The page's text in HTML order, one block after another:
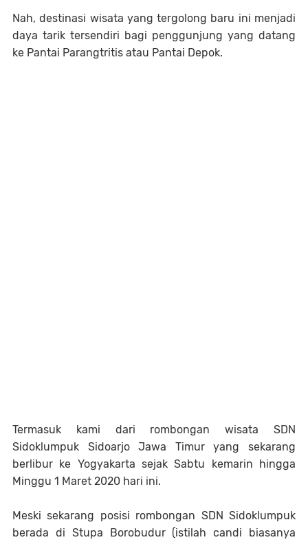
Nah, destinasi wisata yang tergolong baru ini menjadi
daya tarik tersendiri bagi penggunjung yang datang
ke Pantai Parangtritis atau Pantai Depok.
Termasuk kami dari rombongan wisata SDN
Sidoklumpuk Sidoarjo Jawa Timur yang sekarang
berlibur ke Yogyakarta sejak Sabtu kemarin hingga
Minggu 1 Maret 2020 hari ini.
Meski sekarang posisi rombongan SDN Sidoklumpuk
berada di Stupa Borobudur (istilah candi biasanya